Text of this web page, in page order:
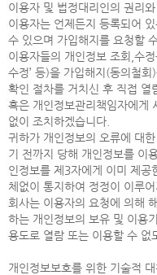
이용자 및 법정대리인의 권리
이용자는 언제든지 등록되어
수 있으며 가입해지를 요청할
이용자들의 개인정보 조회,수정
수정’ 등)을 가입해지(동의철회
확인 절차를 거치신 후 직접 열
혹은 개인정보관리책임자에게
없이 조치하겠습니다.
귀하가 개인정보의 오류에 대
기 전까지 당해 개인정보를 이
인정보를 제3자에게 이미 제공
체없이 통지하여 정정이 이루
회사는 이용자의 요청에 의해
하는 개인정보의 보유 및 이용
용도로 열람 또는 이용할 수 없
개인정보보호를 위한 기술적 대